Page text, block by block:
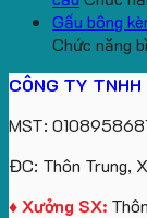
Gấu bông
Chức năng
CÔNG TY
MST:
ĐC: Thôn Trung,
♦ Xưởng SX: